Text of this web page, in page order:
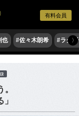
有料会員
也 #佐々木朗希 #ラグ〉